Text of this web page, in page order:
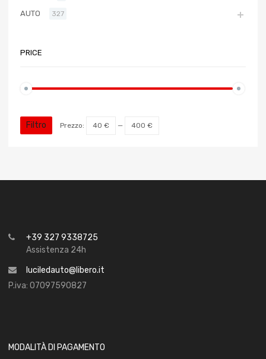
AUTO 327
PRICE
Filtro Prezzo: 40 € — 400 €
+39 327 9338725
Assistenza 24h
luciledauto@libero.it
P.iva: 07097590827
MODALITÀ DI PAGAMENTO